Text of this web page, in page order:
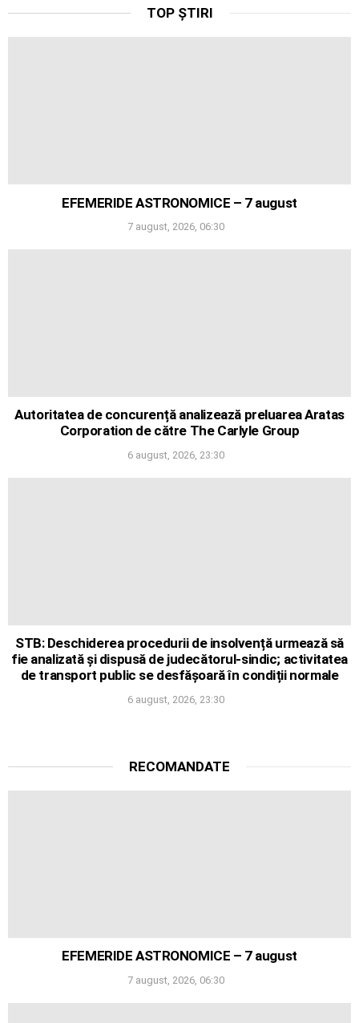
TOP ȘTIRI
EFEMERIDE ASTRONOMICE – 7 august
7 august, 2026, 06:30
Autoritatea de concurență analizează preluarea Aratas
Corporation de către The Carlyle Group
6 august, 2026, 23:30
STB: Deschiderea procedurii de insolvență urmează să
fie analizată și dispusă de judecătorul-sindic; activitatea
de transport public se desfășoară în condiții normale
6 august, 2026, 23:30
RECOMANDATE
EFEMERIDE ASTRONOMICE – 7 august
7 august, 2026, 06:30